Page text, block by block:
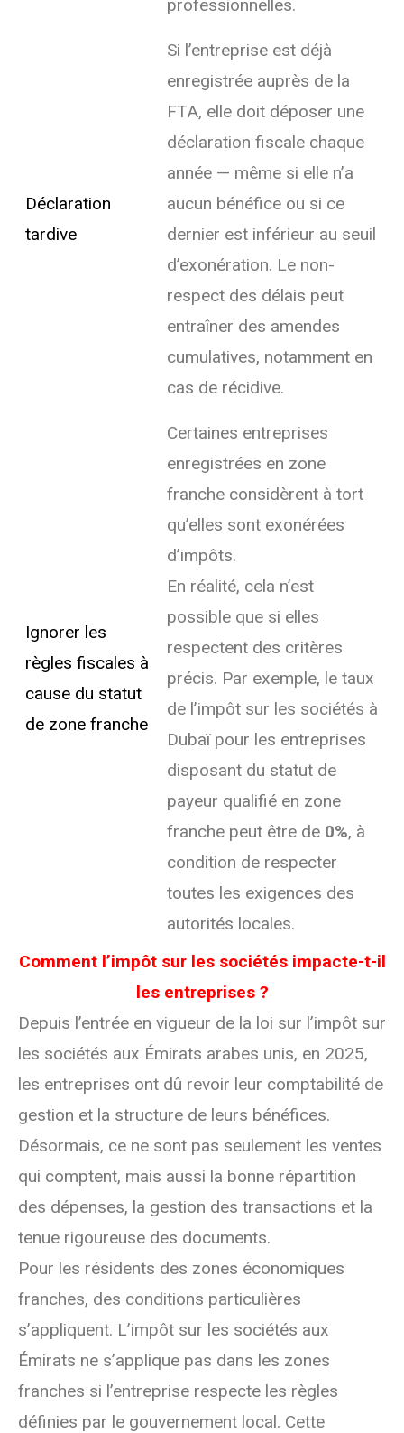
professionnelles.
Déclaration
tardive
Si l’entreprise est déjà
enregistrée auprès de la
FTA, elle doit déposer une
déclaration fiscale chaque
année — même si elle n’a
aucun bénéfice ou si ce
dernier est inférieur au seuil
d’exonération. Le non-
respect des délais peut
entraîner des amendes
cumulatives, notamment en
cas de récidive.
Ignorer les
règles fiscales à
cause du statut
de zone franche
Certaines entreprises
enregistrées en zone
franche considèrent à tort
qu’elles sont exonérées
d’impôts.
En réalité, cela n’est
possible que si elles
respectent des critères
précis. Par exemple, le taux
de l’impôt sur les sociétés à
Dubaï pour les entreprises
disposant du statut de
payeur qualifié en zone
franche peut être de 0%, à
condition de respecter
toutes les exigences des
autorités locales.
Comment l’impôt sur les sociétés impacte-t-il
les entreprises ?
Depuis l’entrée en vigueur de la loi sur l’impôt sur
les sociétés aux Émirats arabes unis, en 2025,
les entreprises ont dû revoir leur comptabilité de
gestion et la structure de leurs bénéfices.
Désormais, ce ne sont pas seulement les ventes
qui comptent, mais aussi la bonne répartition
des dépenses, la gestion des transactions et la
tenue rigoureuse des documents.
Pour les résidents des zones économiques
franches, des conditions particulières
s’appliquent. L’impôt sur les sociétés aux
Émirats ne s’applique pas dans les zones
franches si l’entreprise respecte les règles
définies par le gouvernement local. Cette